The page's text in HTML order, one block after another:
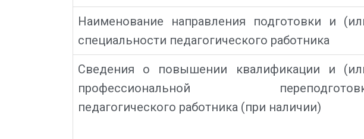
Наименование направления подготовки и
специальности педагогического работника
Сведения о повышении квалификации и
профессиональной
педагогического работника (при наличии)